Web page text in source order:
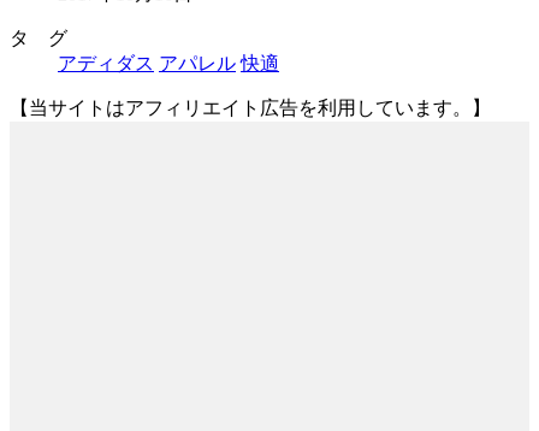
タ グ
アディダス アパレル 快適
【当サイトはアフィリエイト広告を利用しています。】